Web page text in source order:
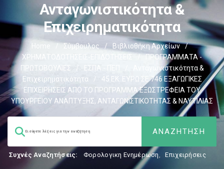
Ανταγωνιστικότητα &
Επιχειρηματικότητα
/ Σύμβουλος / Βιβλιοθήκη Αρχείων
/
ΧΡΗΜΑΤΟΔΟΤΗΣΕΙΣ-ΕΠΙΔΟΤΗΣΕΙΣ
ΠΡΟΓΡΑΜΜΑΤΑ -
ΠΡΩΤΟΒΟΥΛΙΕΣ
/ ΕΣΠΑ - ΠΕΠ
Ανταγωνιστικότητα &
Επιχειρηματικότητα
/
45 ΕΚ. ΕΥΡΩ ΣΕ 746 ΕΞΑΓΩΓΙΚΕΣ
ΕΠΙΧΕΙΡΗΣΕΙΣ ΑΠΟ ΤΟ ΠΡΟΓΡΑΜΜΑ ΕΞΩΣΤΡΕΦΕΙΑ ΤΟΥ
ΥΠΟΥΡΓΕΙΟΥ ΑΝΑΠΤΥΞΗΣ, ΑΝΤΑΓΩΝΙΣΤΙΚΟΤΗΤΑΣ & ΝΑΥΤΙΛΙΑΣ
Συχνές Αναζητήσεις: Φορολογικη Ενημέρωση, Επιχειρήσεις